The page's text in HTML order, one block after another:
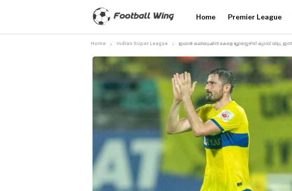
Home Premier League
Home Indian Super League ഇവാൻ കലിയുഷ്‌നി കേരള ബ്ലാസ്റ്റേഴ്‌സ് ക്യാമ്പ് വിട്ടു, ഇനി